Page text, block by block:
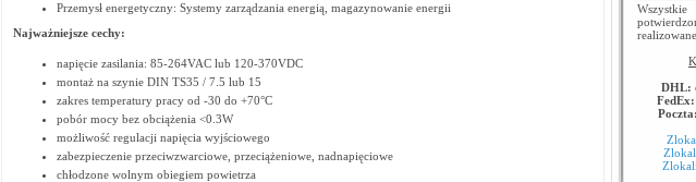
Przemysł energetyczny: Systemy zarządzania energią, magazynowanie energii
Najważniejsze cechy:
napięcie zasilania: 85-264VAC lub 120-370VDC
montaż na szynie DIN TS35 / 7.5 lub 15
zakres temperatury pracy od -30 do +70°C
pobór mocy bez obciążenia <0.3W
możliwość regulacji napięcia wyjściowego
zabezpieczenie przeciwzwarciowe, przeciążeniowe, nadnapięciowe
chłodzone wolnym obiegiem powietrza
DHL:
FedEx:
Poczta: